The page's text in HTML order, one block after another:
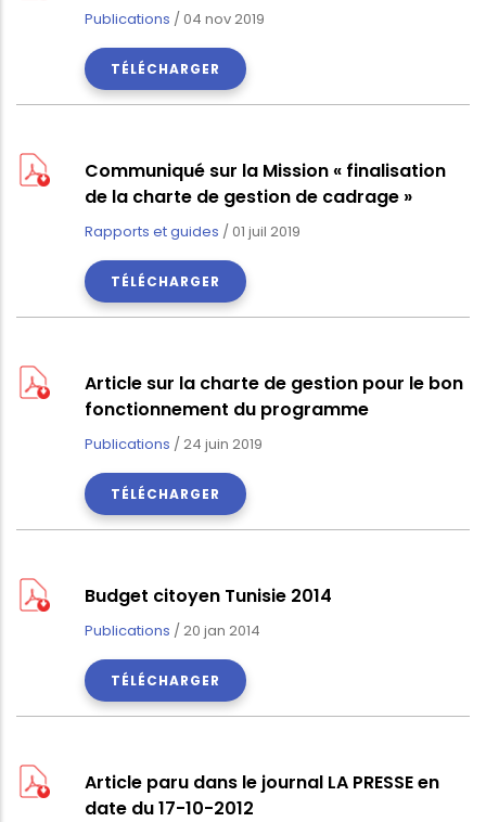
Publications / 04 nov 2019
TÉLÉCHARGER
Communiqué sur la Mission « finalisation
de la charte de gestion de cadrage »
Rapports et guides / 01 juil 2019
TÉLÉCHARGER
Article sur la charte de gestion pour le bon
fonctionnement du programme
Publications /24 juin 2019
TÉLÉCHARGER
Budget citoyen Tunisie 2014
Publications /20 jan 2014
TÉLÉCHARGER
Article paru dans le journal LA PRESSE en
date du 17-10-2012